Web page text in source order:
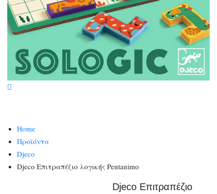
Home
Προϊόντα
Djeco
Djeco Επιτραπέζιο λογικής Pentanimo
Djeco Επιτραπέζιο